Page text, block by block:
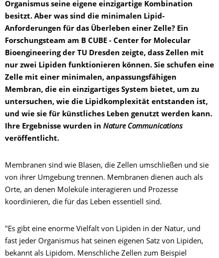
Organismus seine eigene einzigartige Kombination
besitzt. Aber was sind die minimalen Lipid-
Anforderungen für das Überleben einer Zelle? Ein
Forschungsteam am B CUBE - Center for Molecular
Bioengineering der TU Dresden zeigte, dass Zellen mit
nur zwei Lipiden funktionieren können. Sie schufen eine
Zelle mit einer minimalen, anpassungsfähigen
Membran, die ein einzigartiges System bietet, um zu
untersuchen, wie die Lipidkomplexität entstanden ist,
und wie sie für künstliches Leben genutzt werden kann.
Ihre Ergebnisse wurden in Nature Communications
veröffentlicht.
Membranen sind wie Blasen, die Zellen umschließen und sie
von ihrer Umgebung trennen. Membranen dienen auch als
Orte, an denen Moleküle interagieren und Prozesse
koordinieren, die für das Leben essentiell sind.
"Es gibt eine enorme Vielfalt von Lipiden in der Natur, und
fast jeder Organismus hat seinen eigenen Satz von Lipiden,
bekannt als Lipidom. Menschliche Zellen zum Beispiel